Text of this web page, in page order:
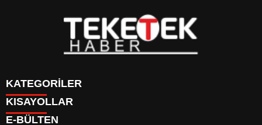
KATEGORİLER
DÜNYA
KISAYOLLAR
E-BÜLTEN